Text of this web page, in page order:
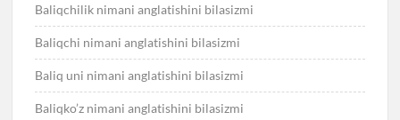
Baliqchilik nimani anglatishini bilasizmi
Baliqchi nimani anglatishini bilasizmi
Baliq uni nimani anglatishini bilasizmi
Baliqko’z nimani anglatishini bilasizmi